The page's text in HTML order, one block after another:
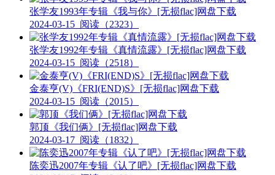
张学友1993年专辑《我与你》[无损flac]网盘下载
2024-03-15 阅读（2323）
张学友1992年专辑《真情流露》[无损flac]网盘下载
2024-03-15 阅读（2518）
金泰亨(V)《FRI(END)S》[无损flac]网盘下载
2024-03-15 阅读（2015）
郭顶《我们俩》[无损flac]网盘下载
2024-03-17 阅读（1832）
陈奕迅2007年专辑《认了吧》[无损flac]网盘下载